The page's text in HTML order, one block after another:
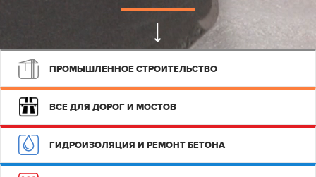
ПРОМЫШЛЕННОЕ СТРОИТЕЛЬСТВО
ВСЕ ДЛЯ ДОРОГ И МОСТОВ
ГИДРОИЗОЛЯЦИЯ И РЕМОНТ БЕТОНА